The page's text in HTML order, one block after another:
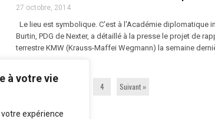
à votre vie
expérience
27 octobre, 2014
Le lieu est symbolique. C'est à l'Académie diplomatique
Burtin, PDG de Nexter, a détaillé à la presse le projet de
terrestre KMW (Krauss-Maffei Wegmann) la semaine
4 Suivant »